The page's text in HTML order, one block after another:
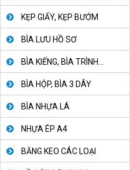
KẸP GIẤY, KẸP BƯỚM
BÌA LƯU HỒ SƠ
BÌA KIẾNG, BÌA TRÌNH...
BÌA HỘP, BÌA 3 DÂY
BÌA NHỰA LÁ
NHỰA ÉP A4
BĂNG KEO CÁC LOẠI